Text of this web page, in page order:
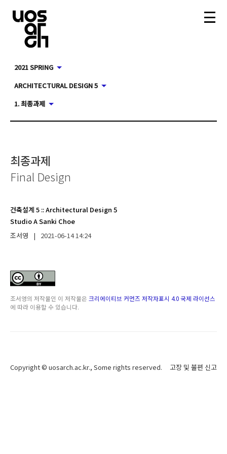
2021 SPRING
ARCHITECTURAL DESIGN 5
1. 최종과제
최종과제
Final Design
건축설계 5 ::Architectural Design 5
Studio A Sanki Choe
조서영
| 2021-06-1414:24
조서영의 저작물인 이 저작물은 크리에이티브 커먼즈 저작자표시 4.0 국제 라이선스
에 따라 이용할 수 있습니다.
Copyright © uosarch.ac.kr., Some rights reserved. 고장 및 불편 신고